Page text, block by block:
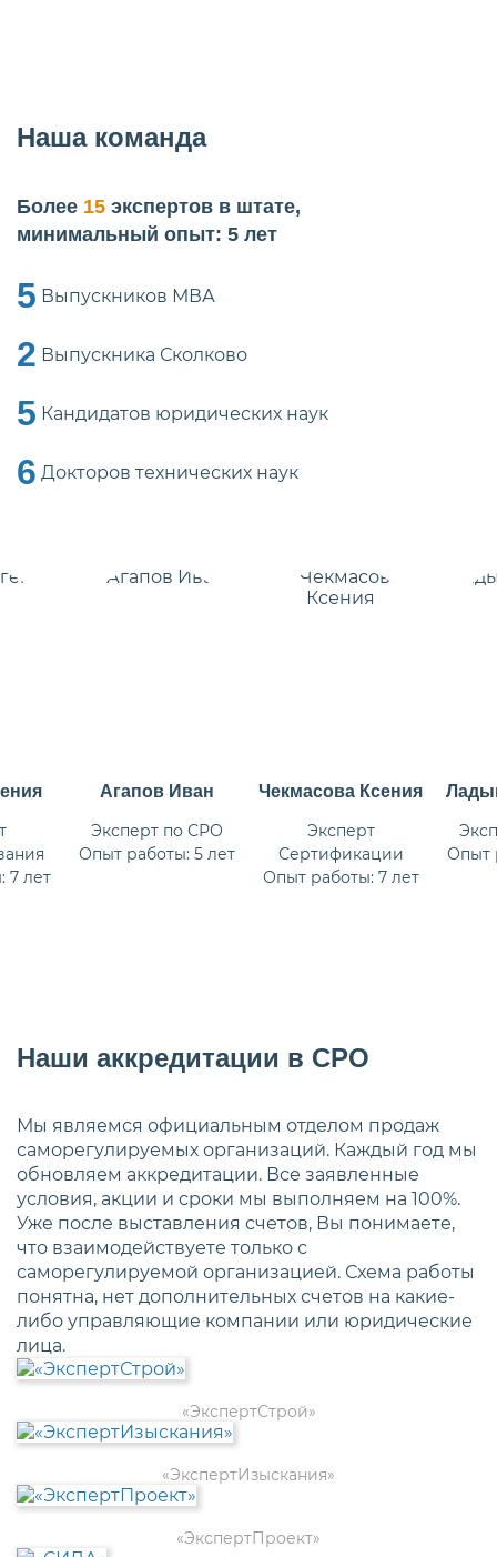
Наша команда
Более 15 экспертов в штате,
минимальный опыт: 5 лет
5 Выпускников МВА
2 Выпускника Сколково
5 Кандидатов юридических наук
6 Докторов технических наук
7 лет
Агапов Иван
Эксперт по СРО
Опыт работы: 5 лет
Чекмасова Ксения
Эксперт
Сертификации
Опыт работы: 7 лет
Опыт
Наши аккредитации в СРО
Мы являемся официальным отделом продаж
саморегулируемых организаций. Каждый год мы
обновляем аккредитации. Все заявленные
условия, акции и сроки мы выполняем на 100%.
Уже после выставления счетов, Вы понимаете,
что взаимодействуете только с
саморегулируемой организацией. Схема работы
понятна, нет дополнительных счетов на какие-
либо управляющие компании или юридические
лица.
«ЭкспертСтрой»
«ЭкспертИзыскания»
«ЭкспертПроект»